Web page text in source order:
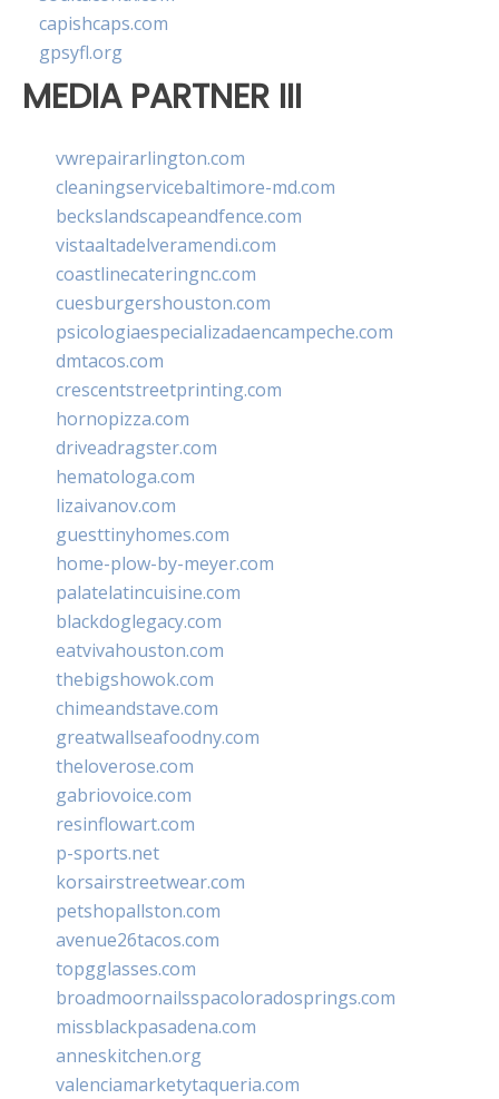
capishcaps.com
gpsyfl.org
MEDIA PARTNER III
vwrepairarlington.com
cleaningservicebaltimore-md.com
beckslandscapeandfence.com
vistaaltadelveramendi.com
coastlinecateringnc.com
cuesburgershouston.com
psicologiaespecializadaencampeche.com
dmtacos.com
crescentstreetprinting.com
hornopizza.com
driveadragster.com
hematologa.com
lizaivanov.com
guesttinyhomes.com
home-plow-by-meyer.com
palatelatincuisine.com
blackdoglegacy.com
eatvivahouston.com
thebigshowok.com
chimeandstave.com
greatwallseafoodny.com
theloverose.com
gabriovoice.com
resinflowart.com
p-sports.net
korsairstreetwear.com
petshopallston.com
avenue26tacos.com
topgglasses.com
broadmoornailsspacoloradosprings.com
missblackpasadena.com
anneskitchen.org
valenciamarketytaqueria.com